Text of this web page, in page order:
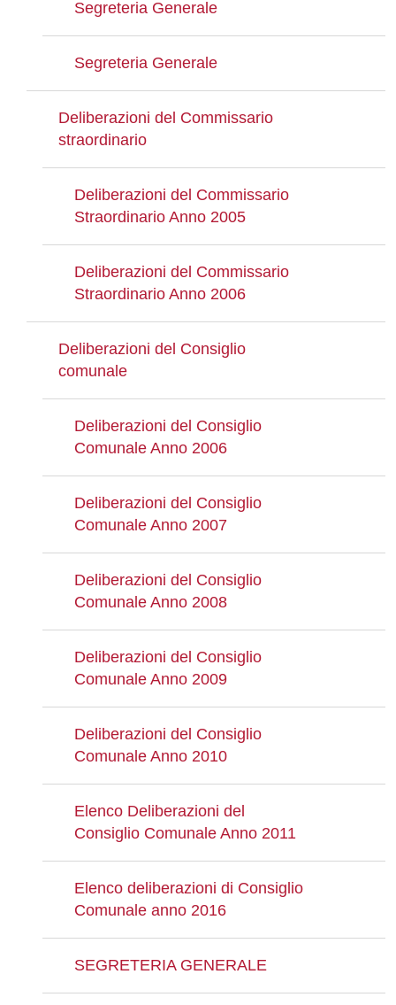
Segreteria Generale
Segreteria Generale
Deliberazioni del Commissario
straordinario
Deliberazioni del Commissario
Straordinario Anno 2005
Deliberazioni del Commissario
Straordinario Anno 2006
Deliberazioni del Consiglio
comunale
Deliberazioni del Consiglio
Comunale Anno 2006
Deliberazioni del Consiglio
Comunale Anno 2007
Deliberazioni del Consiglio
Comunale Anno 2008
Deliberazioni del Consiglio
Comunale Anno 2009
Deliberazioni del Consiglio
Comunale Anno 2010
Elenco Deliberazioni del
Consiglio Comunale Anno 2011
Elenco deliberazioni di Consiglio
Comunale anno 2016
SEGRETERIA GENERALE